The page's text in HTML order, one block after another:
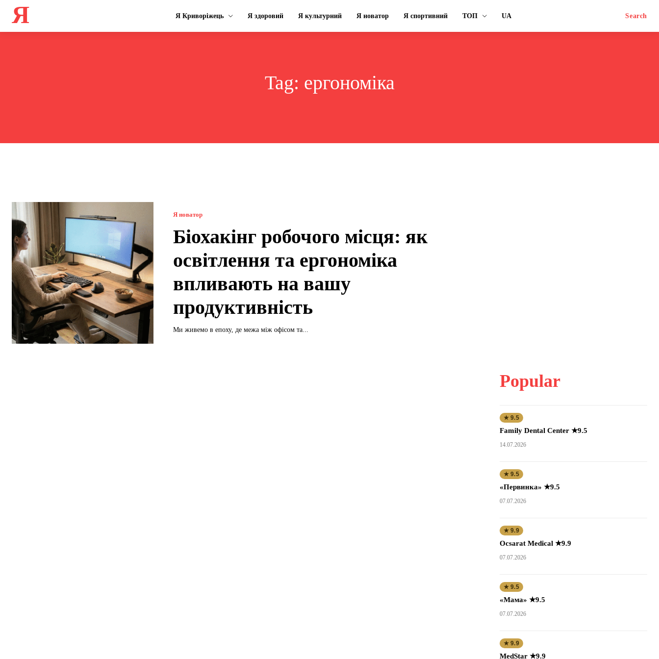
Я Я Криворіжець Я здоровий Я культурний Я новатор Я спортивний ТОП UA Search
Tag: ергономіка
Я новатор
Біохакінг робочого місця: як
освітлення та ергономіка
впливають на вашу
продуктивність
Ми живемо в епоху, де межа між офісом та...
Popular
★ 9.5
Family Dental Center ★9.5
14.07.2026
★ 9.5
«Первинка» ★9.5
07.07.2026
★ 9.9
Ocsarat Medical ★9.9
07.07.2026
★ 9.5
«Мама» ★9.5
07.07.2026
★ 9.9
MedStar ★9.9